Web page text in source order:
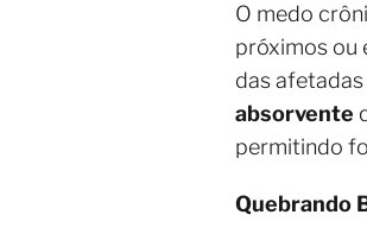
O medo
próximos ou
das
absorvente
permitindo
Quebrando